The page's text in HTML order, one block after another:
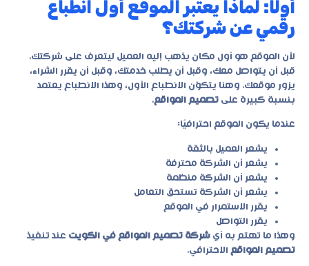
أولًا: لماذا يعتبر الموقع أول انطباع
رقمي عن شركتك؟
لأن الموقع هو أول مكان يذهب إليه العميل ليتعرف على شركتك.
قبل أن يتواصل معك، وقبل أن يطلب خدمتك، وقبل أن يقرر الشراء،
يزور موقعك. وهنا يتكوّن الانطباع الأول، وهذا الانطباع يعتمد
بنسبة كبيرة على تصميم المواقع.
عندما يكون الموقع احترافيًا:
يشعر العميل بالثقة
يشعر أن الشركة محترفة
يشعر أن الشركة منظمة
يشعر أن الشركة تستحق التعامل
يقرر الاستمرار في الموقع
يقرر التواصل
وهذا ما تهتم به أي شركة تصميم المواقع في الكويت عند تنفيذ
تصميم المواقع الاحترافي.